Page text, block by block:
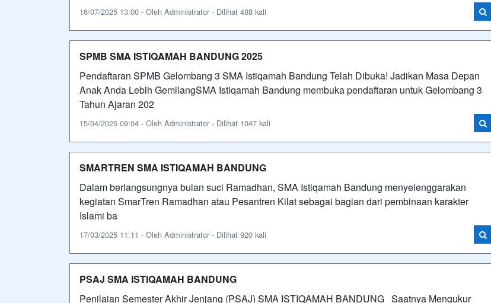
16/07/2025 13:00 - Oleh Administrator - Dilihat 488 kali
SPMB SMA ISTIQAMAH BANDUNG 2025
Pendaftaran SPMB Gelombang 3 SMA Istiqamah Bandung Telah Dibuka! Jadikan Masa Depan
Anak Anda Lebih GemilangSMA Istiqamah Bandung membuka pendaftaran untuk Gelombang 3
Tahun Ajaran 202
15/04/2025 09:04 - Oleh Administrator - Dilihat 1047 kali
SMARTREN SMA ISTIQAMAH BANDUNG
Dalam berlangsungnya bulan suci Ramadhan, SMA Istiqamah Bandung menyelenggarakan
kegiatan SmarTren Ramadhan atau Pesantren Kilat sebagai bagian dari pembinaan karakter
Islami ba
17/03/2025 11:11 - Oleh Administrator - Dilihat 920 kali
PSAJ SMA ISTIQAMAH BANDUNG
Penilaian Semester Akhir Jenjang (PSAJ) SMA ISTIQAMAH BANDUNG Saatnya Mengukur